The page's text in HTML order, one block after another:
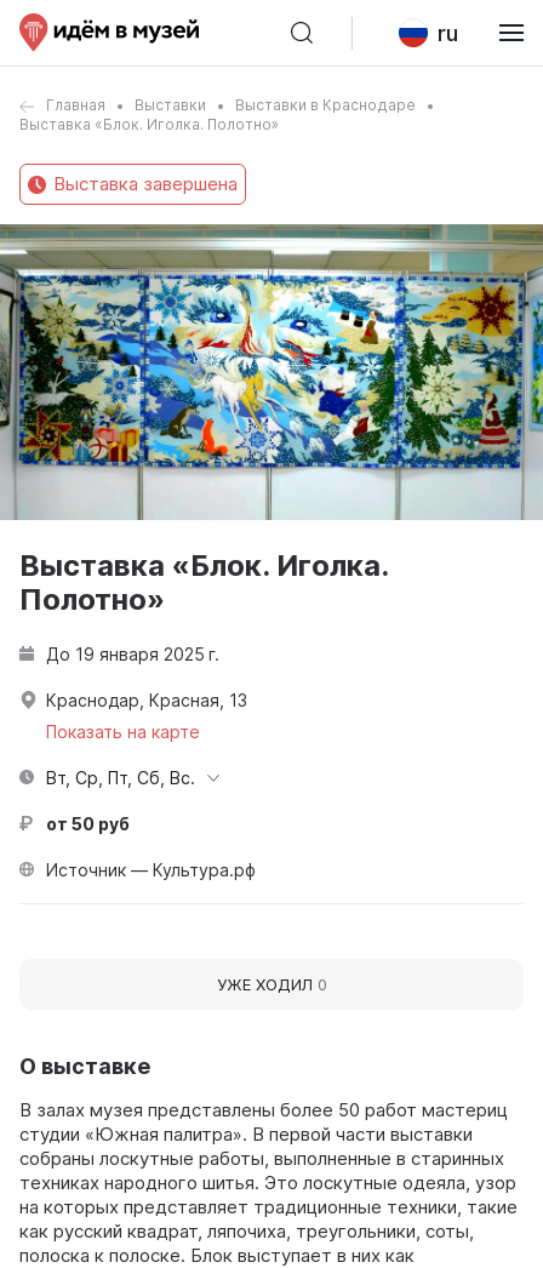
ru
Главная Выставки
Выставки в Краснодаре
Выставка «Блок. Иголка. Полотно»
Выставка завершена
О выставке
В залах музея представлены более 50 работ мастериц
студии «Южная палитра». В первой части выставки
собраны лоскутные работы, выполненные в старинных
техниках народного шитья. Это лоскутные одеяла, узор
на которых представляет традиционные техники, такие
как русский квадрат, ляпочиха, треугольники, соты,
полоска к полоске. Блок выступает в них как
Выставка «Блок. Иголка.
Полотно»
До 19 января 2025 г.
Краснодар, Красная, 13
Показать на карте
Вт, Ср, Пт, Сб, Вс.
от 50 руб
Источник — Культура.рф
УЖЕ ХОДИЛ 0